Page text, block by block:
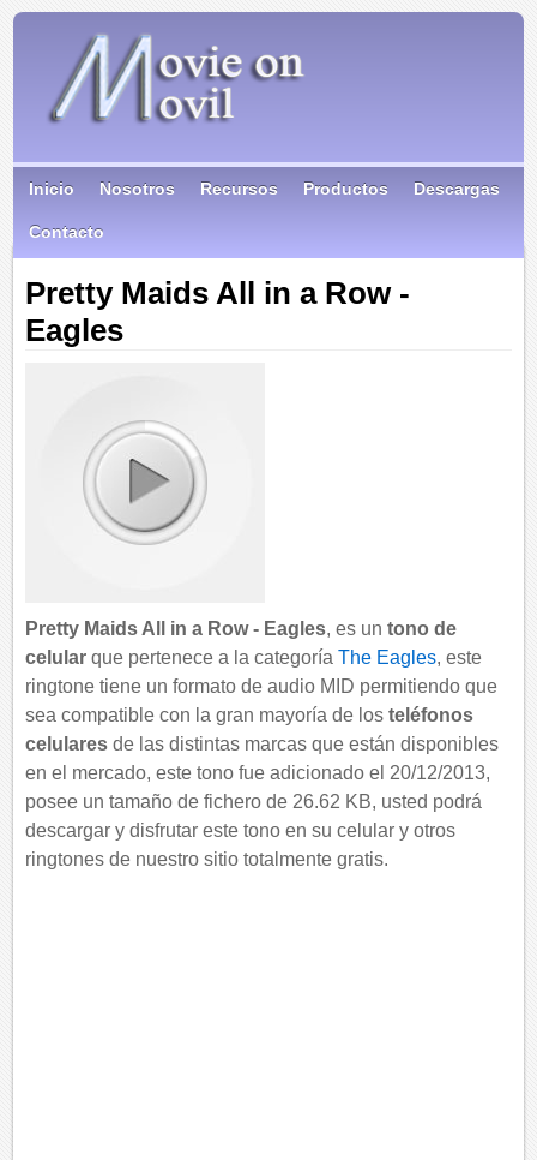
Inicio Nosotros Recursos Productos Descargas
Contacto
Pretty Maids All in a Row -
Eagles
Pretty Maids All in a Row - Eagles, es untono de
celular que pertenece a la categoríaThe Eagles, este
ringtone tiene un formato de audio MID permitiendo que
sea compatible con la gran mayoría de losteléfonos
celulares de las distintas marcas que están disponibles
en el mercado, este tono fue adicionado el 20/12/2013,
posee un tamaño de fichero de 26.62 KB, usted podrá
descargar y disfrutar este tono en su celular y otros
ringtones de nuestro sitio totalmente gratis.